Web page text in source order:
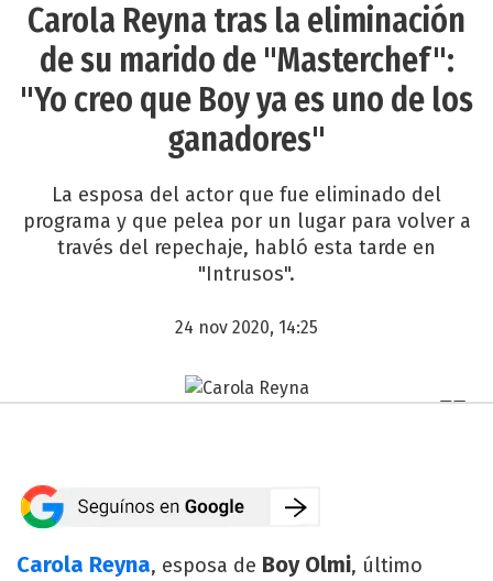
Carola Reyna tras la eliminación
de su marido de "Masterchef":
"Yo creo que Boy ya es uno de los
ganadores"
La esposa del actor que fue eliminado del
programa y que pelea por un lugar para volver a
través del repechaje, habló esta tarde en
"Intrusos".
24 nov 2020, 14:25
Carola Reyna, esposa de Boy Olmi, último